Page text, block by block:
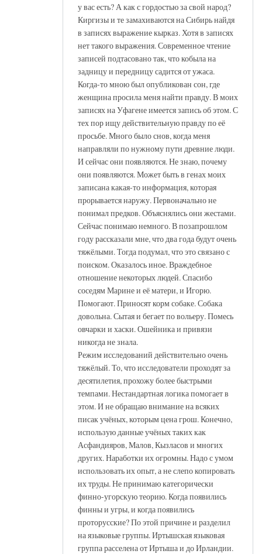
у вас есть? А как с гордостью за свой народ?
Киргизы и те замахиваются на Сибирь найдя
в записях выражение кырказ. Хотя в записях
нет такого выражения. Современное чтение
записей подтасовано так, что кобыла на
задницу и передницу садится от ужаса.
Когда-то мною был опубликован сон, где
женщина просила меня найти правду. В моих
записях на Уфагене имеется запись об этом. С
тех пор ищу действительную правду по её
просьбе. Много было снов, когда меня
направляли по нужному пути древние люди.
И сейчас они появляются. Не знаю, почему
они появляются. Может быть в генах моих
записана какая-то информация, которая
прорывается наружу. Первоначально не
понимал предков. Объяснялись они жестами.
Сейчас понимаю немного. В позапрошлом
году рассказали мне, что два года будут очень
тяжёлыми. Тогда подумал, что это связано с
поиском. Оказалось иное. Враждебное
отношение некоторых людей. Спасибо
соседям Марине и её матери, и Игорю.
Помогают. Приносят корм собаке. Собака
довольна. Сытая и бегает по вольеру. Помесь
овчарки и хаски. Ошейника и привязи
никогда не знала.
Режим исследований действительно очень
тяжёлый. То, что исследователи проходят за
десятилетия, прохожу более быстрыми
темпами. Нестандартная логика помогает в
этом. И не обращаю внимание на всяких
писак учёных, которым цена грош. Конечно,
использую данные учёных таких как
Асфандияров, Малов, Кызласов и многих
других. Наработки их огромны. Надо с умом
использовать их опыт, а не слепо копировать
их труды. Не принимаю категорически
финно-угорскую теорию. Когда появились
финны и угры, и когда появились
проторусские? По этой причине и разделил
на языковые группы. Иртышская языковая
группа расселена от Иртыша и до Ирландии.